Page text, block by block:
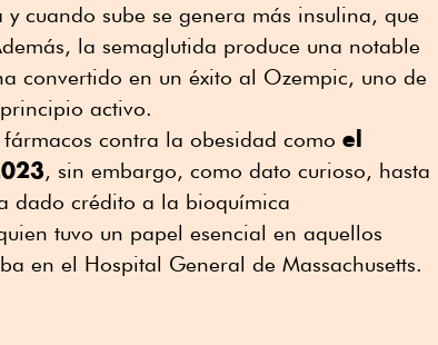
cuando sube se genera más insulina, que
la semaglutida produce una notable
convertido en un éxito al Ozempic, uno de
activo.
contra la obesidad como el
, sin embargo, como dato curioso, hasta
dado crédito a la bioquímica
tuvo un papel esencial en aquellos
en el Hospital General de Massachusetts.